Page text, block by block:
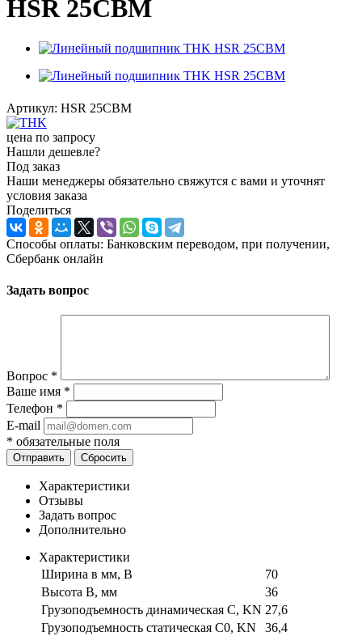
HSR 25CBM
Артикул: HSR 25CBM
цена по запросу
Нашли дешевле?
Под заказ
Наши менеджеры обязательно свяжутся с вами и уточнят
условия заказа
Поделиться
Способы оплаты: Банковским переводом, при получении,
Сбербанк онлайн
Задать вопрос
Вопрос *
Ваше имя *
Телефон *
E-mail
* обязательные поля
Отправить Сбросить
Характеристики
Отзывы
Задать вопрос
Дополнительно
Характеристики
Ширина в мм, B
70
Высота B, мм
36
Грузоподъемность динамическая C, KN 27,6
Грузоподъемность статическая C0, KN
36,4